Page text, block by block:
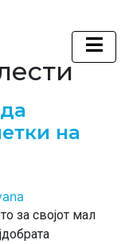
на
за својот мал